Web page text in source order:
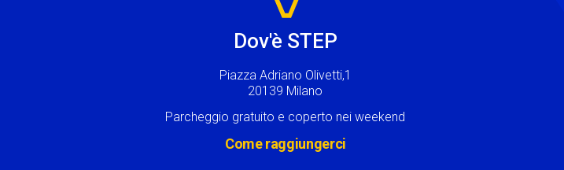
Dov'è STEP
Piazza Adriano Olivetti,1
20139 Milano
Parcheggio gratuito e coperto nei weekend
Come raggiungerci